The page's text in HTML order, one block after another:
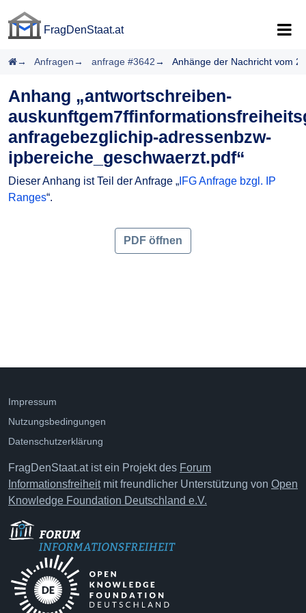
FragDenStaat.at
Startseite
Anfragen anfrage #3642 Anhänge der Nachricht vom
Anhang „antwortschreiben-
anfragebezglichip-adressenbzw-
ipbereiche_geschwaerzt.pdf“
Dieser Anhang ist Teil der Anfrage „ IFG Anfrage bzgl. IP
Ranges“.
PDF öffnen
Impressum
Nutzungsbedingungen
Datenschutzerklärung
FragDenStaat.at ist ein Projekt des Forum
Informationsfreiheitmit freundlicher Unterstützung von Open
Knowledge Foundation Deutschland e.V.